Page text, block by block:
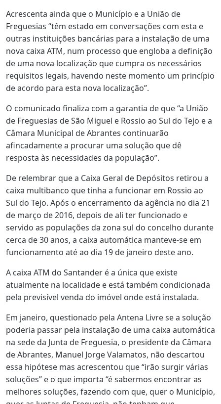
Acrescenta ainda que o Município e a União de
Freguesias “têm estado em conversações com esta e
outras instituições bancárias para a instalação de uma
nova caixa ATM, num processo que engloba a definição
de uma nova localização que cumpra os necessários
requisitos legais, havendo neste momento um princípio
de acordo para esta nova localização”.
O comunicado finaliza com a garantia de que “a União
de Freguesias de São Miguel e Rossio ao Sul do Tejo e a
Câmara Municipal de Abrantes continuarão
afincadamente a procurar uma solução que dê
resposta às necessidades da população”.
De relembrar que a Caixa Geral de Depósitos retirou a
caixa multibanco que tinha a funcionar em Rossio ao
Sul do Tejo. Após o encerramento da agência no dia 21
de março de 2016, depois de ali ter funcionado e
servido as populações da zona sul do concelho durante
cerca de 30 anos, a caixa automática manteve-se em
funcionamento até ao dia 19 de janeiro deste ano.
A caixa ATM do Santander é a única que existe
atualmente na localidade e está também condicionada
pela previsível venda do imóvel onde está instalada.
Em janeiro, questionado pela Antena Livre se a solução
poderia passar pela instalação de uma caixa automática
na sede da Junta de Freguesia, o presidente da Câmara
de Abrantes, Manuel Jorge Valamatos, não descartou
essa hipótese mas acrescentou que “irão surgir várias
soluções” e o que importa “é sabermos encontrar as
melhores soluções, fazendo com que, quer o Município,